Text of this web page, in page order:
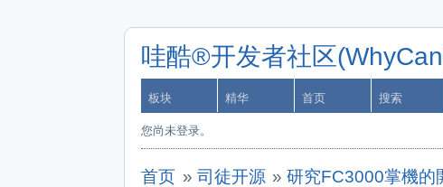
哇酷®开发者社区
板块 精华 首页 搜索
您尚未登录。
首页 » 司徒开源 »研究FC3000掌機的